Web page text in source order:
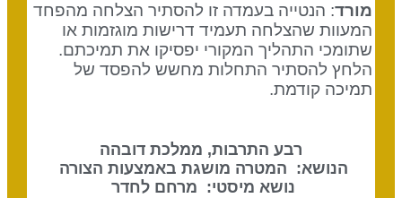
מורד: הנטייה בעמדה זו להסתיר הצלחה מהפחד
המעוות שהצלחה תעמיד דרישות מוגזמות או
שתומכי התהליך המקורי יפסיקו את תמיכתם.
הלחץ להסתיר התחלות מחשש להפסד של
תמיכה קודמת.
רבע התרבות, ממלכת דובהה
הנושא: המטרה מושגת באמצעות הצורה
נושא מיסטי: מרחם לחדר